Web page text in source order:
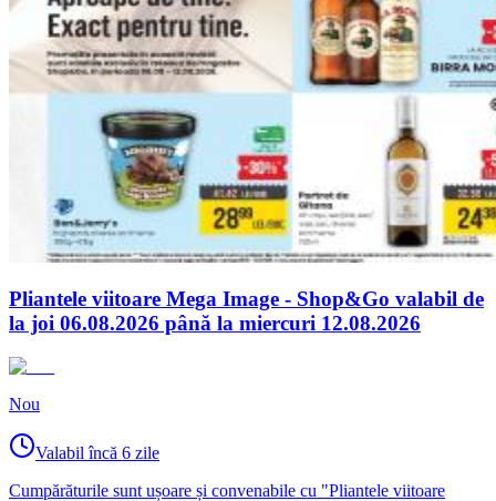
Pliantele viitoare Mega Image - Shop&Go valabil de
la joi 06.08.2026 până la miercuri 12.08.2026
Nou
Valabil încă 6 zile
Cumpărăturile sunt ușoare și convenabile cu "Pliantele viitoare